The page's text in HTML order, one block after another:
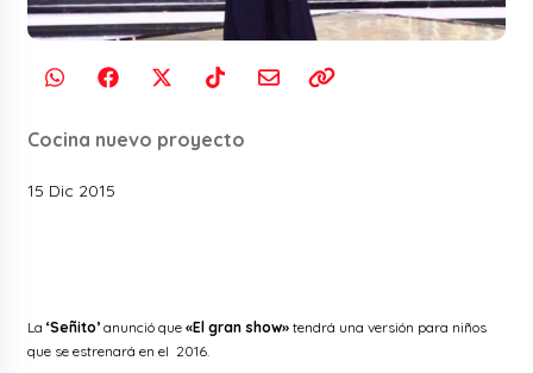
Cocina nuevo proyecto
15 Dic 2015
La‘Señito’ anunció que«El gran show» tendrá una versión para niños
que se estrenará en el 2016.